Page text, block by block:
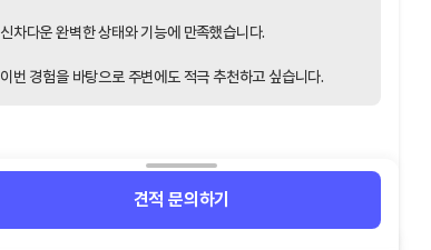
신차다운 완벽한 상태와 기능에 만족했습니다.
이번 경험을 바탕으로 주변에도 적극 추천하고 싶습니다.
견적 문의하기